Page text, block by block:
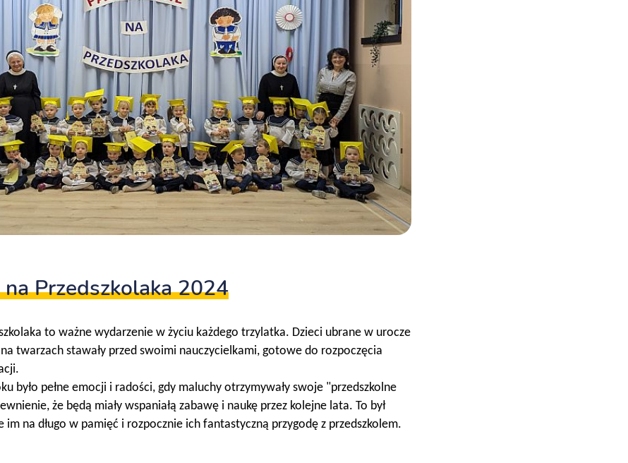
Przedszkolaka 2024
to ważne wydarzenie w życiu każdego trzylatka. Dzieci ubrane w urocze
twarzach stawały przed swoimi nauczycielkami, gotowe do rozpoczęcia
było pełne emocji i radości, gdy maluchy otrzymywały swoje "przedszkolne
że będą miały wspaniałą zabawę i naukę przez kolejne lata. To był
im na długo w pamięć i rozpocznie ich fantastyczną przygodę z przedszkolem.